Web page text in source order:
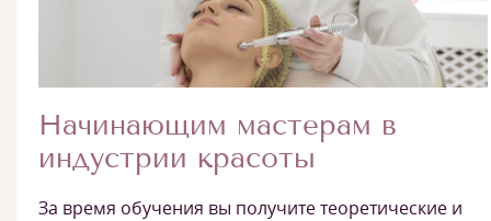
Начинающим мастерам в
индустрии красоты
За время обучения вы получите теоретические и